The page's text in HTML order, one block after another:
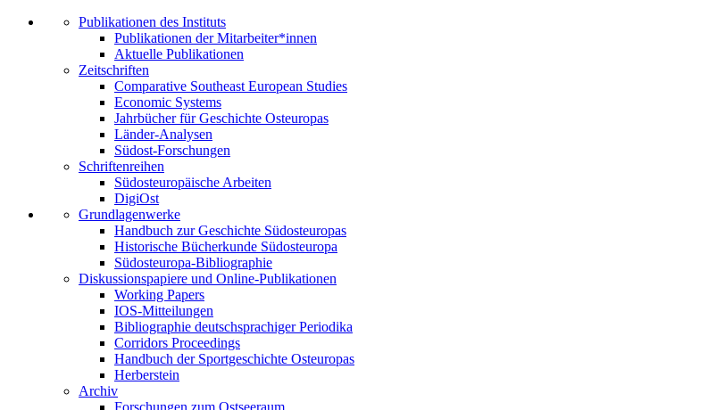
Publikationen des Instituts
Publikationen der Mitarbeiter*innen
Aktuelle Publikationen
Zeitschriften
Comparative Southeast European Studies
Economic Systems
Jahrbücher für Geschichte Osteuropas
Länder-Analysen
Südost-Forschungen
Schriftenreihen
Südosteuropäische Arbeiten
DigiOst
Grundlagenwerke
Handbuch zur Geschichte Südosteuropas
Historische Bücherkunde Südosteuropa
Südosteuropa-Bibliographie
Diskussionspapiere und Online-Publikationen
Working Papers
IOS-Mitteilungen
Bibliographie deutschsprachiger Periodika
Corridors Proceedings
Handbuch der Sportgeschichte Osteuropas
Herberstein
Archiv
Forschungen zum Ostseeraum